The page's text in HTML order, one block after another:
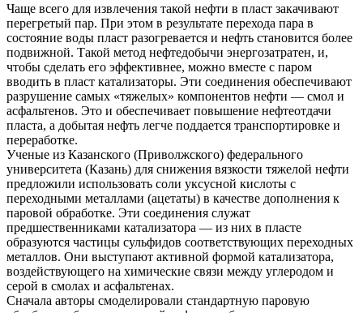
Чаще всего для извлечения такой нефти в пласт закачивают
перегретый пар. При этом в результате перехода пара в
состояние воды пласт разогревается и нефть становится более
подвижной. Такой метод нефтедобычи энергозатратен, и,
чтобы сделать его эффективнее, можно вместе с паром
вводить в пласт катализаторы. Эти соединения обеспечивают
разрушение самых «тяжелых» компонентов нефти — смол и
асфальтенов. Это и обеспечивает повышение нефтеотдачи
пласта, а добытая нефть легче поддается транспортировке и
переработке.
Ученые из Казанского (Приволжского) федерального
университета (Казань) для снижения вязкости тяжелой нефти
предложили использовать соли уксусной кислоты с
переходными металлами (ацетаты) в качестве дополнения к
паровой обработке. Эти соединения служат
предшественниками катализатора — из них в пласте
образуются частицы сульфидов соответствующих переходных
металлов. Они выступают активной формой катализатора,
воздействующего на химические связи между углеродом и
серой в смолах и асфальтенах.
Сначала авторы смоделировали стандартную паровую